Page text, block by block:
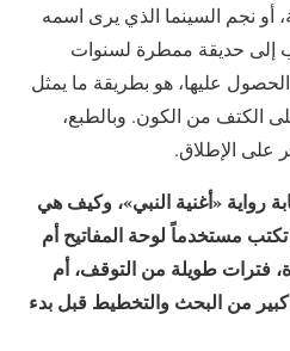
أو نجم السينما الذي يرى اسمه
إلى حديقة ممطرة لسنوات
الحصول عليها، هو بطريقة ما يمثل
الكتف من الكون. وبالطبع،
على الإطلاق.
«أغنية النبي»، وكيف هي
مستخدماً لوحة المفاتيح أم
فترات طويلة من التوقف، أم
من البحث والتخطيط قبل بدء